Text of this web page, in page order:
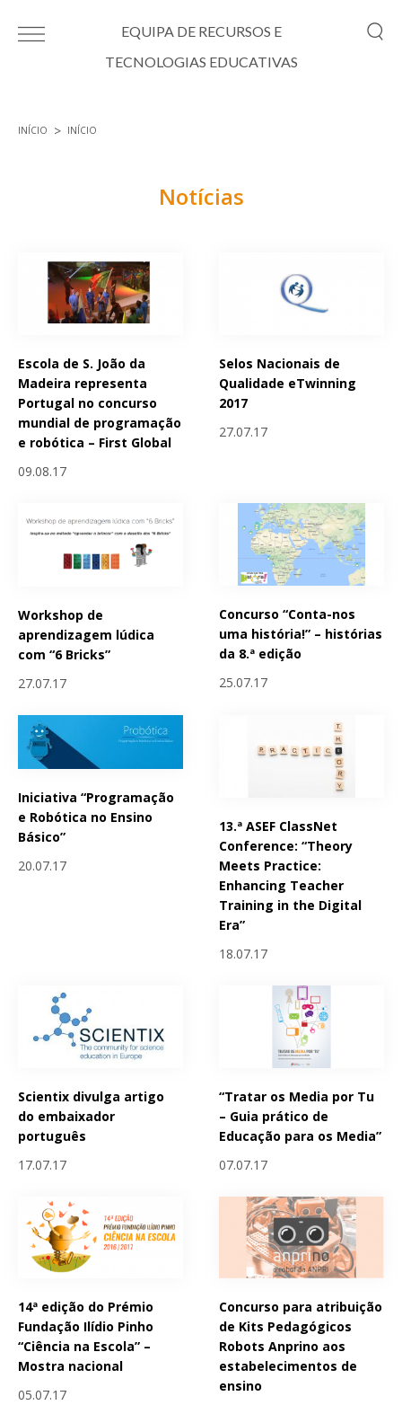
EQUIPA DE RECURSOS E
TECNOLOGIAS EDUCATIVAS
INÍCIO INÍCIO
Notícias
Escola de S. João da
Madeira representa
Portugal no concurso
mundial de programação
e robótica – First Global
09.08.17
Selos Nacionais de
Qualidade eTwinning
2017
27.07.17
Workshop de
aprendizagem lúdica
com “6 Bricks”
27.07.17
Concurso “Conta-nos
uma história!” – histórias
da 8.ª edição
25.07.17
Iniciativa “Programação
e Robótica no Ensino
Básico”
20.07.17
13.ª ASEF ClassNet
Conference: “Theory
Meets Practice:
Enhancing Teacher
Training in the Digital
Era”
18.07.17
Scientix divulga artigo
do embaixador
português
17.07.17
“Tratar os Media por Tu
– Guia prático de
Educação para os Media”
07.07.17
14ª edição do Prémio
Fundação Ilídio Pinho
“Ciência na Escola” –
Mostra nacional
05.07.17
Concurso para atribuição
de Kits Pedagógicos
Robots Anprino aos
estabelecimentos de
ensino
Páginas